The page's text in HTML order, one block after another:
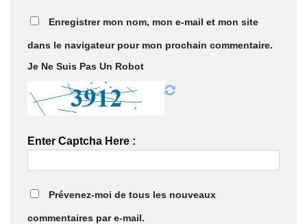
Enregistrer mon nom, mon e-mail et mon site
dans le navigateur pour mon prochain commentaire.
Je Ne Suis Pas Un Robot
Enter Captcha Here :
Prévenez-moi de tous les nouveaux
commentaires par e-mail.